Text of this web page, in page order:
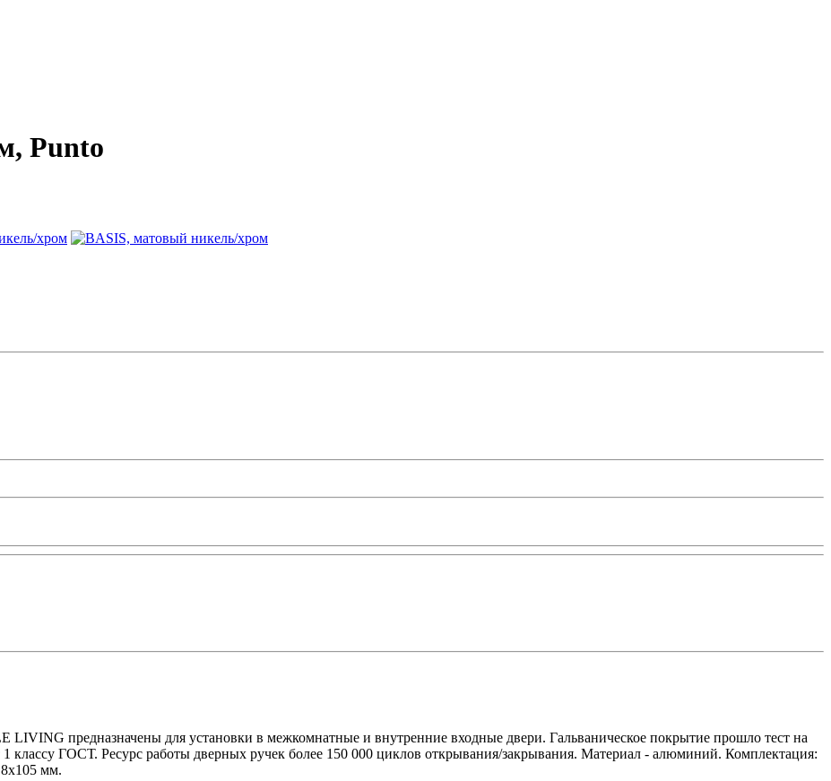
Punto
предназначены для установки в межкомнатные и внутренние входные двери. Гальваническое покрытие прошло тест на
1 классу ГОСТ. Ресурс работы дверных ручек более 150 000 циклов открывания/закрывания. Материал - алюминий. Комплектация:
мм.